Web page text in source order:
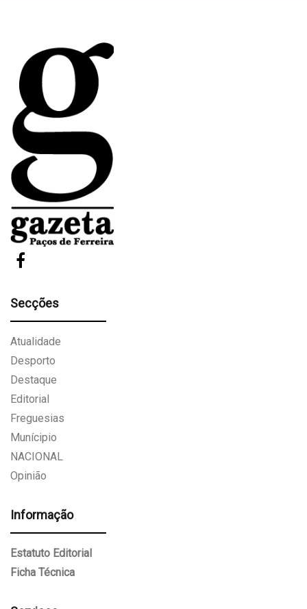
Secções
Atualidade
Desporto
Destaque
Editorial
Freguesias
Munícipio
NACIONAL
Opinião
Informação
Estatuto Editorial
Ficha Técnica